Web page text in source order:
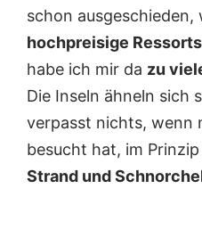
schon
hochpreisige Ressorts
habe ich mir da zu
Die Inseln ähneln sich
verpasst nichts, wenn
besucht hat, im
Strand und